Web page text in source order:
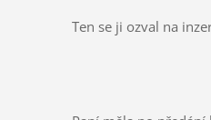
Ten se ji ozval na